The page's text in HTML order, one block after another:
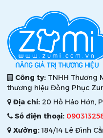
Công ty: TNHH Thương
thương hiệu Đồng Phục
Địa chỉ: 20 Hồ Hảo Hớn,
Số điện thoại:
Xưởng:184/14 Lê Đình